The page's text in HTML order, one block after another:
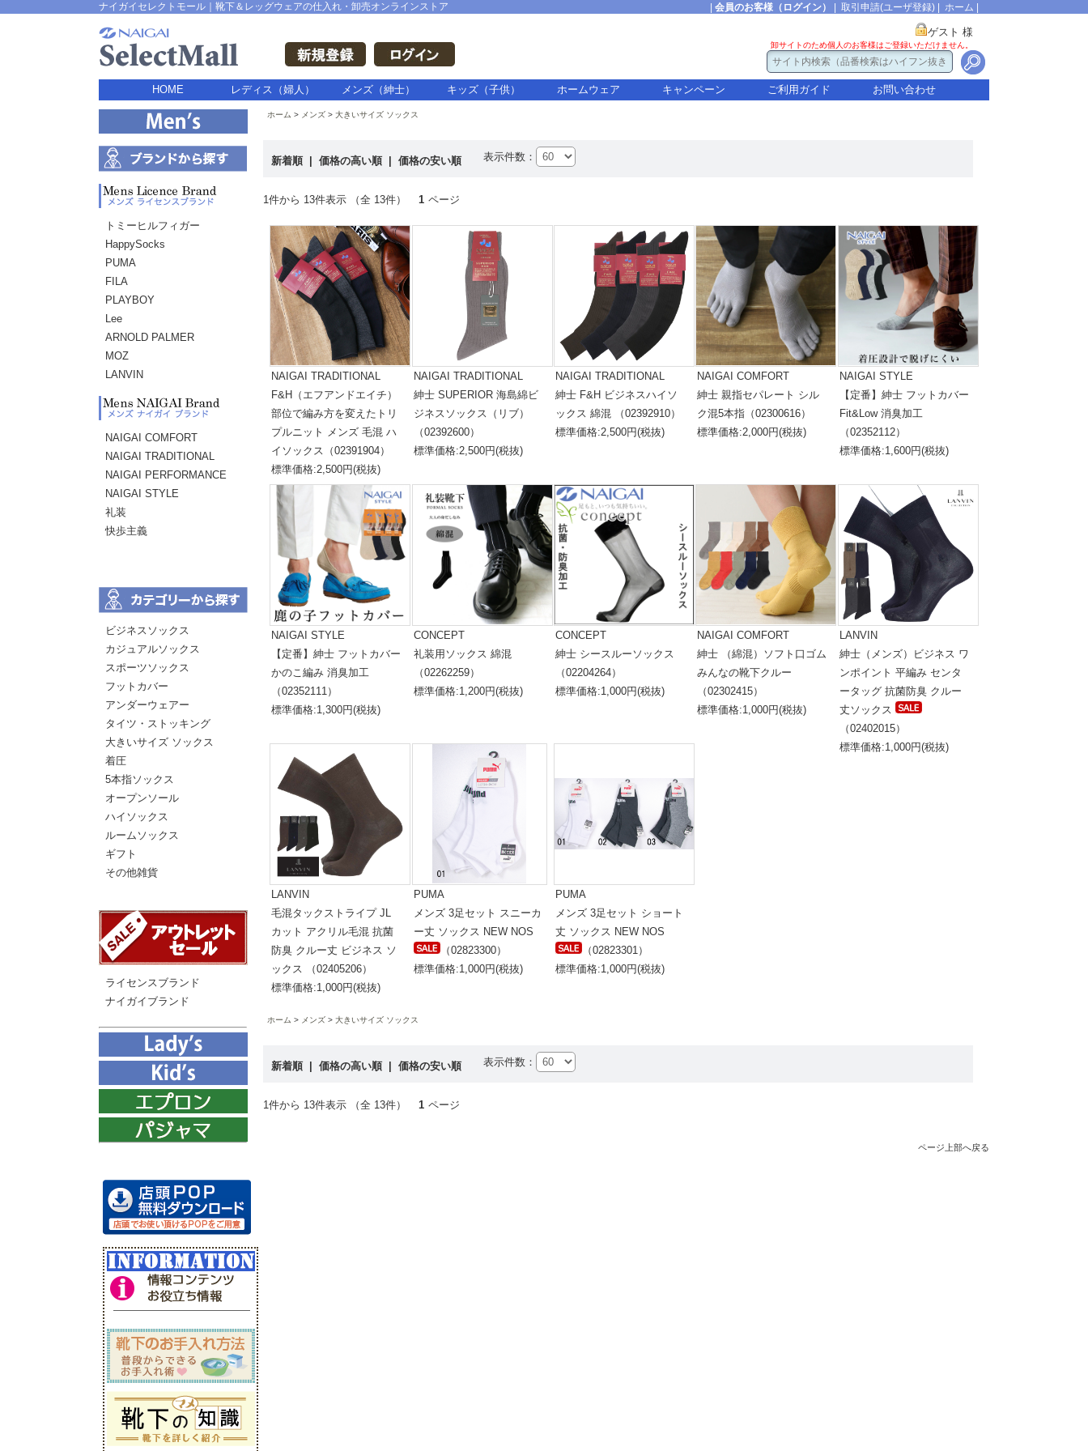
ナイガイセレクトモール｜靴下＆レッグウェアの仕入れ・卸売オンラインストア 会員のお客様（ログイン） 取引申請(ユーザ登録) ホーム
ゲスト 様
卸サイトのため個人のお客様はご登録いただけません。
HOME レディス（婦人） メンズ（紳士） キッズ（子供） ホームウェア キャンペーン ご利用ガイド お問い合わせ
トミーヒルフィガー
HappySocks
PUMA
FILA
PLAYBOY
Lee
ARNOLD PALMER
MOZ
LANVIN
NAIGAI COMFORT
NAIGAI TRADITIONAL
NAIGAI PERFORMANCE
NAIGAI STYLE
礼装
快歩主義
ビジネスソックス
カジュアルソックス
スポーツソックス
フットカバー
アンダーウェアー
タイツ・ストッキング
大きいサイズ ソックス
着圧
5本指ソックス
オープンソール
ハイソックス
ルームソックス
ギフト
その他雑貨
ライセンスブランド
ナイガイブランド
ホーム メンズ 大きいサイズ ソックス
新着順 |価格の高い順 |価格の安い順 表示件数：
1件から 13件表示 （全 13件） 1 ページ
NAIGAI TRADITIONAL
F&H（エフアンドエイチ）
部位で編み方を変えたトリ
プルニット メンズ 毛混 ハ
イソックス（02391904）
標準価格:2,500円(税抜)
NAIGAI TRADITIONAL
紳士 SUPERIOR 海島綿ビ
ジネスソックス（リブ）
（02392600）
標準価格:2,500円(税抜)
NAIGAI TRADITIONAL
紳士 F&H ビジネスハイソ
ックス 綿混 （02392910）
標準価格:2,500円(税抜)
NAIGAI COMFORT
紳士 親指セパレート シル
ク混5本指（02300616）
標準価格:2,000円(税抜)
NAIGAI STYLE
【定番】紳士 フットカバー
Fit&Low 消臭加工
（02352112）
標準価格:1,600円(税抜)
NAIGAI STYLE
【定番】紳士 フットカバー
かのこ編み 消臭加工
（02352111）
標準価格:1,300円(税抜)
CONCEPT
礼装用ソックス 綿混
（02262259）
標準価格:1,200円(税抜)
CONCEPT
紳士 シースルーソックス
（02204264）
標準価格:1,000円(税抜)
NAIGAI COMFORT
紳士 （綿混）ソフト口ゴム
みんなの靴下クルー
（02302415）
標準価格:1,000円(税抜)
LANVIN
紳士（メンズ）ビジネス ワ
ンポイント 平編み センタ
ータッグ 抗菌防臭 クルー
丈ソックス
（02402015）
標準価格:1,000円(税抜)
LANVIN
毛混タックストライプ JL
カット アクリル毛混 抗菌
防臭 クルー丈 ビジネス ソ
ックス （02405206）
標準価格:1,000円(税抜)
PUMA
メンズ 3足セット スニーカ
ー丈 ソックス NEW NOS
（02823300）
標準価格:1,000円(税抜)
PUMA
メンズ 3足セット ショート
丈 ソックス NEW NOS
（02823301）
標準価格:1,000円(税抜)
ホーム メンズ 大きいサイズ ソックス
新着順 |価格の高い順 |価格の安い順 表示件数：
1件から 13件表示 （全 13件） 1 ページ
ページ上部へ戻る